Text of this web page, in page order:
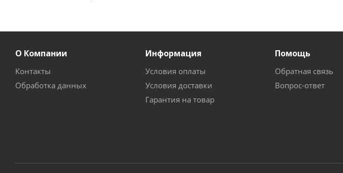
О Компании
Контакты
Обработка данных
Информация
Условия оплаты
Условия доставки
Гарантия на товар
Помощь
Обратная связь
Вопрос-ответ